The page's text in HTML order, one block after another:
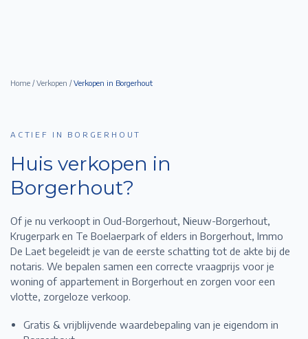
Home / Verkopen /Verkopen in Borgerhout
ACTIEF IN BORGERHOUT
Huis verkopen in
Borgerhout?
Of je nu verkoopt in Oud-Borgerhout, Nieuw-Borgerhout,
Krugerpark en Te Boelaerpark of elders in Borgerhout, Immo
De Laet begeleidt je van de eerste schatting tot de akte bij de
notaris. We bepalen samen een correcte vraagprijs voor je
woning of appartement in Borgerhout en zorgen voor een
vlotte, zorgeloze verkoop.
Gratis & vrijblijvende waardebepaling van je eigendom in